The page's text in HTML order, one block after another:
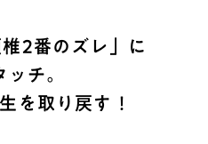
2番のズレ」に
ッチ。
を取り戻す！